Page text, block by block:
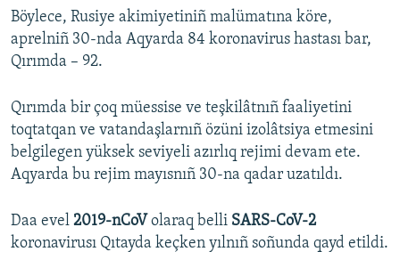
Böylece, Rusiye akimiyetiniñ malümatına köre,
aprelniñ 30-nda Aqyarda 84 koronavirus hastası bar,
Qırımda – 92.
Qırımda bir çoq müessise ve teşkilâtnıñ faaliyetini
toqtatqan ve vatandaşlarnıñ özüni izolâtsiya etmesini
belgilegen yüksek seviyeli azırlıq rejimi devam ete.
Aqyarda bu rejim mayısnıñ 30-na qadar uzatıldı.
Daa evel 2019-nCoV olaraq belli SARS-CoV-2
koronavirusı Qıtayda keçken yılnıñ soñunda qayd etildi.